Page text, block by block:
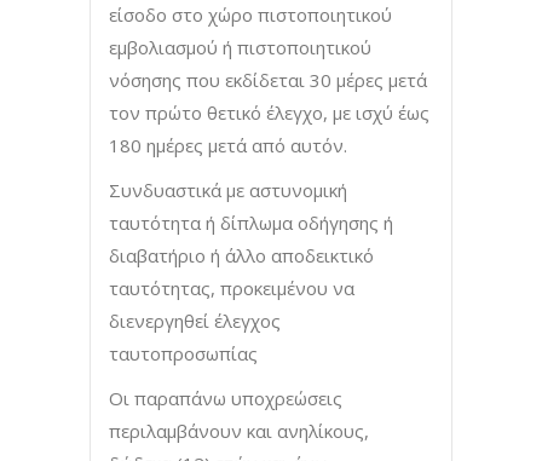
είσοδο στο χώρο πιστοποιητικού
εμβολιασμού ή πιστοποιητικού
νόσησης που εκδίδεται 30 μέρες μετά
τον πρώτο θετικό έλεγχο, με ισχύ έως
180 ημέρες μετά από αυτόν.
Συνδυαστικά με αστυνομική
ταυτότητα ή δίπλωμα οδήγησης ή
διαβατήριο ή άλλο αποδεικτικό
ταυτότητας, προκειμένου να
διενεργηθεί έλεγχος
ταυτοπροσωπίας
Οι παραπάνω υποχρεώσεις
περιλαμβάνουν και ανηλίκους,